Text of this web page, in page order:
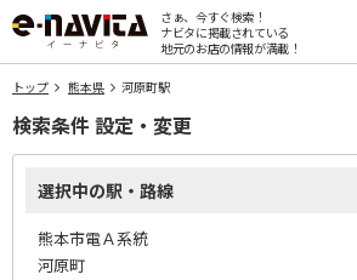
さぁ、今すぐ検索！
ナビタに掲載されている
地元のお店の情報が満載！
トップ 熊本県 河原町駅
検索条件 設定・変更
選択中の駅・路線
熊本市電Ａ系統
河原町